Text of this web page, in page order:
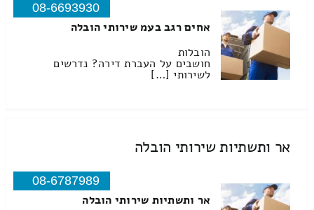
08-6693930
אחים רגב בעמ שירותי הובלה
הובלות
חושבים על העברת דירה? נדרשים
לשירותי […]
אר ותשתיות שירותי הובלה
08-6787989
אר ותשתיות שירותי הובלה